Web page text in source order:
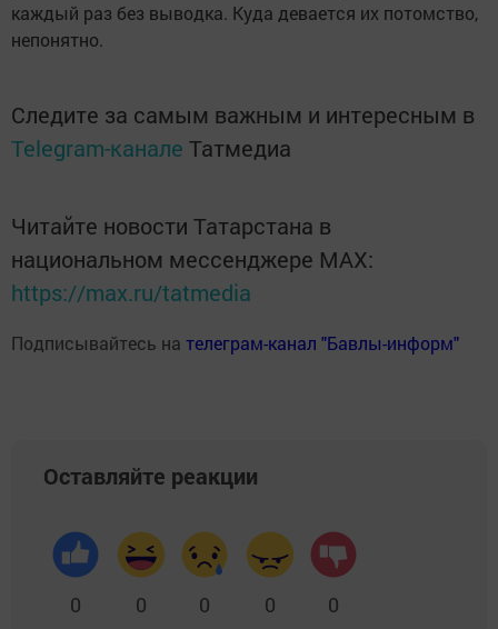
каждый раз без выводка. Куда девается их потомство,
непонятно.
Следите за самым важным и интересным в
Telegram-канале Татмедиа
Читайте новости Татарстана в
национальном мессенджере MАХ:
https://max.ru/tatmedia
Подписывайтесь на телеграм-канал "Бавлы-информ"
Оставляйте реакции
0 0 0 0 0